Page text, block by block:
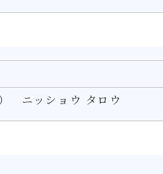
ニッショウ タロウ